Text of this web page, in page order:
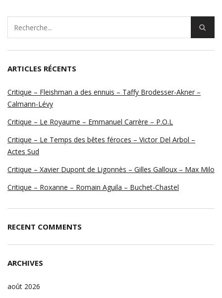
ARTICLES RÉCENTS
Critique – Fleishman a des ennuis – Taffy Brodesser-Akner –
Calmann-Lévy
Critique – Le Royaume – Emmanuel Carrère – P.O.L
Critique – Le Temps des bêtes féroces – Victor Del Arbol –
Actes Sud
Critique – Xavier Dupont de Ligonnès – Gilles Galloux – Max Milo
Critique – Roxanne – Romain Aguila – Buchet-Chastel
RECENT COMMENTS
ARCHIVES
août 2026